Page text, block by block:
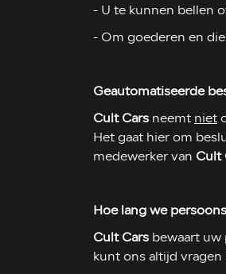
- U te kunnen bellen
- Om goederen en
Geautomatiseerde
Cult Cars neemtniet
Het gaat hier om
medewerker van Cult
Hoe lang we
Cult Cars bewaart
kunt ons altijd